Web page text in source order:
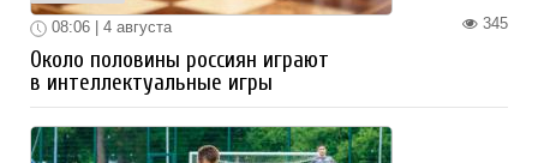
345
08:06 | 4 августа
Около половины россиян играют
в интеллектуальные игры